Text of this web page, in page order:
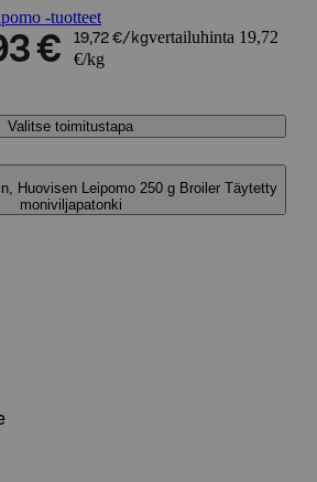
-tuotteet
€ 19,72 €/kgvertailuhinta 19,72
€/kg
Valitse toimitustapa
Huovisen Leipomo 250 g Broiler Täytetty
moniviljapatonki